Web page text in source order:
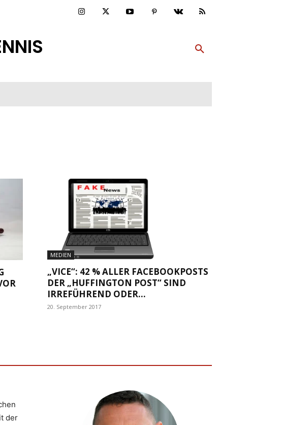
MEDIEN
„VICE“: 42 % ALLER FACEBOOKPOSTS
DER „HUFFINGTON POST“ SIND
IRREFÜHREND ODER...
20. September 2017
der